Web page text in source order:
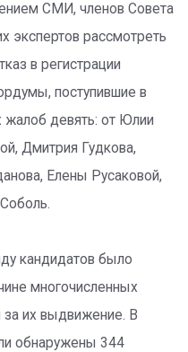
СМИ, членов Совета
экспертов рассмотреть
в регистрации
поступившие в
девять: от Юлии
Дмитрия Гудкова,
Елены Русаковой,
кандидатов было
многочисленных
за их выдвижение. В
обнаружены 344